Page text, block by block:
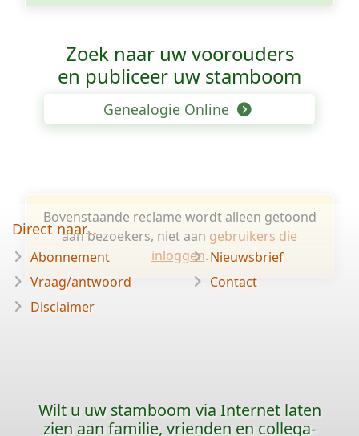
Zoek naar uw voorouders
en publiceer uw stamboom
Genealogie Online
Bovenstaande reclame wordt alleen getoond
aan bezoekers, niet aan gebruikers die
inloggen.
Direct naar...
Abonnement
Vraag/antwoord
Disclaimer
Nieuwsbrief
Contact
Wilt u uw stamboom via Internet laten
zien aan familie, vrienden en collega-